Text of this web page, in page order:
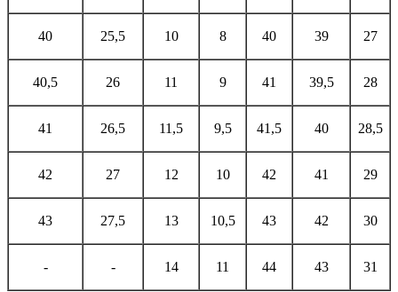
40 25,5 10 8 40 39 27
40,5 26 11 9 41 39,5 28
41 26,5 11,5 9,5 41,5 40 28,5
42 27 12 10 42 41 29
43 27,5 13 10,5 43 42 30
- - 14 11 44 43 31